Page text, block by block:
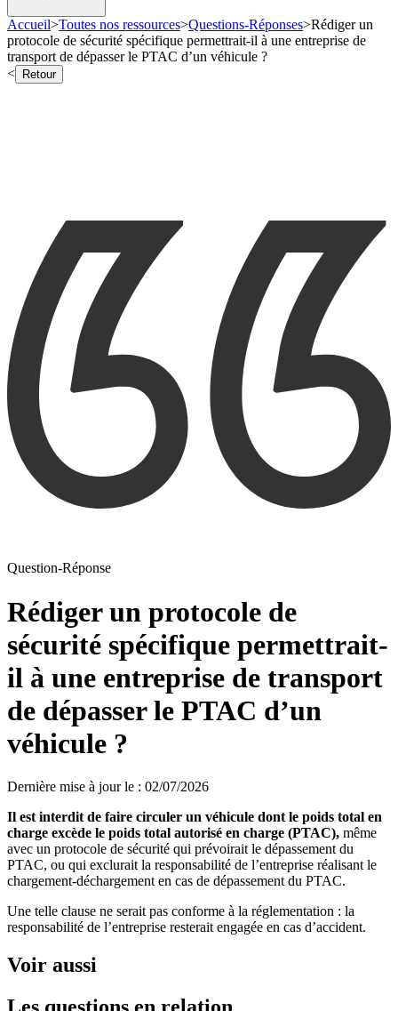
Accueil>Toutes nos ressources>Questions-Réponses>Rédiger un
protocole de sécurité spécifique permettrait-il à une entreprise de
transport de dépasser le PTAC d’un véhicule ?
<
Retour
Question-Réponse
Rédiger un protocole de
sécurité spécifique permettrait-
il à une entreprise de transport
de dépasser le PTAC d’un
véhicule ?
Dernière mise à jour le : 02/07/2026
Il est interdit de faire circuler un véhicule dont le poids total en
charge excède le poids total autorisé en charge (PTAC), même
avec un protocole de sécurité qui prévoirait le dépassement du
PTAC, ou qui exclurait la responsabilité de l’entreprise réalisant le
chargement-déchargement en cas de dépassement du PTAC.
Une telle clause ne serait pas conforme à la réglementation : la
responsabilité de l’entreprise resterait engagée en cas d’accident.
Voir aussi